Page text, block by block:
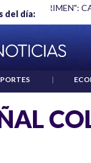
del día:
ABELARDO
|